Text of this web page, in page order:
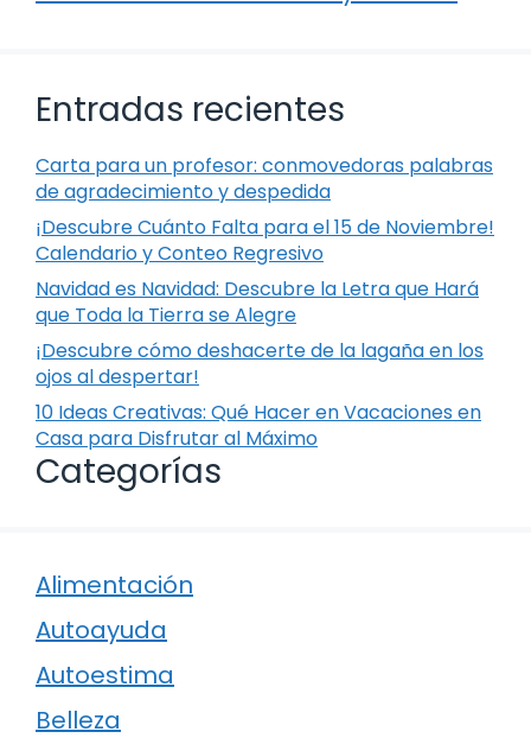
Entradas recientes
Carta para un profesor: conmovedoras palabras
de agradecimiento y despedida
¡Descubre Cuánto Falta para el 15 de Noviembre!
Calendario y Conteo Regresivo
Navidad es Navidad: Descubre la Letra que Hará
que Toda la Tierra se Alegre
¡Descubre cómo deshacerte de la lagaña en los
ojos al despertar!
10 Ideas Creativas: Qué Hacer en Vacaciones en
Casa para Disfrutar al Máximo
Categorías
Alimentación
Autoayuda
Autoestima
Belleza